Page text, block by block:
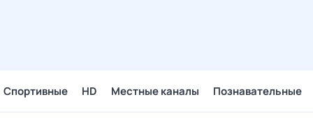
Спортивные HD Местные каналы Познавательные